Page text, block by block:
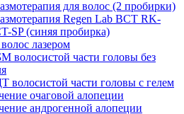
для волос (2 пробирки)
Regen Lab BCT RK-
SP (синяя пробирка)
лазером
волосистой части головы без
волосистой части головы с гелем
очаговой алопеции
андрогенной алопеции